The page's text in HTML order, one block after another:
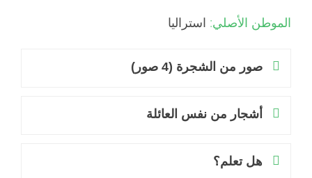
الموطن الأصلي: استراليا
صور من الشجرة (4 صور)
أشجار من نفس العائلة
هل تعلم؟